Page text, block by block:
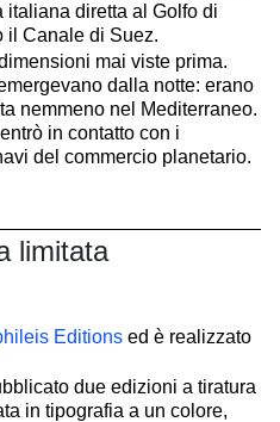
italiana diretta al Golfo di
il Canale di Suez.
mai viste prima.
dalla notte: erano
nemmeno nel Mediterraneo.
in contatto con i
del commercio planetario.
limitata
Editions ed è realizzato
due edizioni a tiratura
in tipografia a un colore,